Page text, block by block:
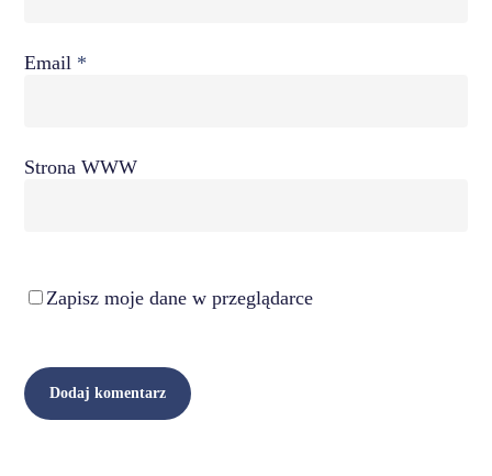
Email *
Strona WWW
Zapisz moje dane w przeglądarce